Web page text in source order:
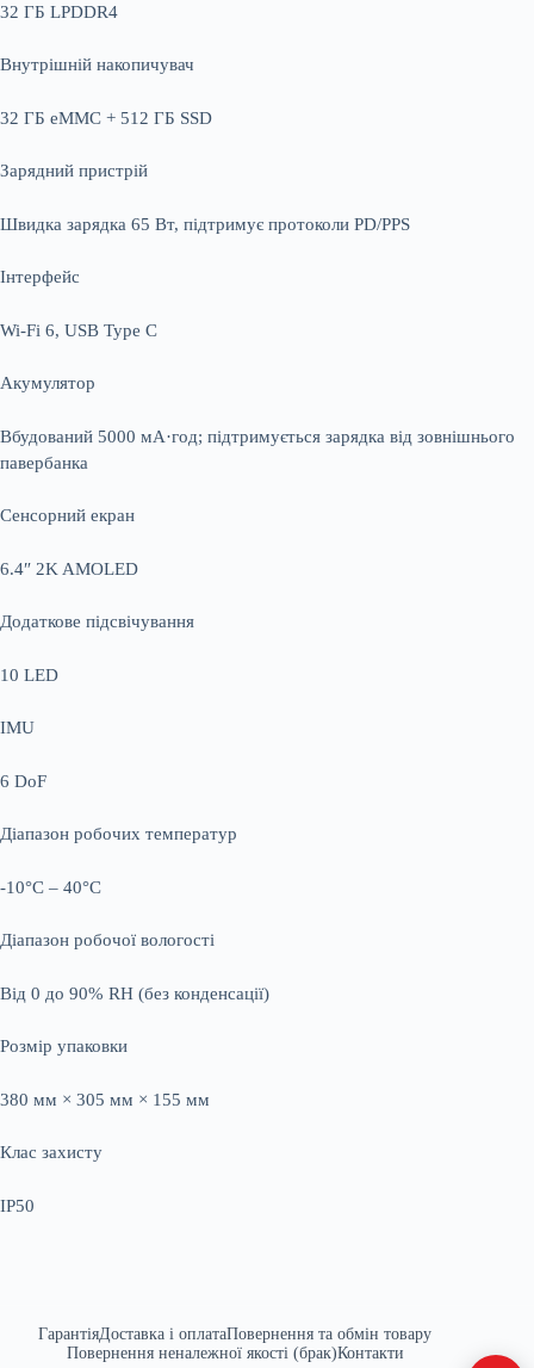
32 ГБ LPDDR4
Внутрішній накопичувач
32 ГБ eMMC + 512 ГБ SSD
Зарядний пристрій
Швидка зарядка 65 Вт, підтримує протоколи PD/PPS
Інтерфейс
Wi-Fi 6, USB Type C
Акумулятор
Вбудований 5000 мА·год; підтримується зарядка від зовнішнього
павербанка
Сенсорний екран
6.4″ 2K AMOLED
Додаткове підсвічування
10 LED
IMU
6 DoF
Діапазон робочих температур
-10°C – 40°C
Діапазон робочої вологості
Від 0 до 90% RH (без конденсації)
Розмір упаковки
380 мм × 305 мм × 155 мм
Клас захисту
IP50
ГарантіяДоставка і оплатаПовернення та обмін товару
Повернення неналежної якості (брак)Контакти